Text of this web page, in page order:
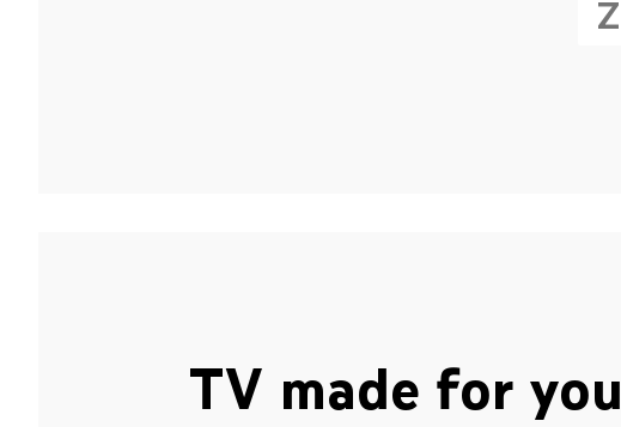
TV made for you